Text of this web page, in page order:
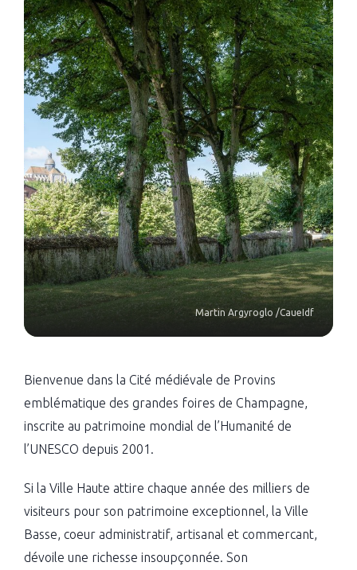
Martin Argyroglo /CaueIdf
Bienvenue dans la Cité médiévale de Provins
emblématique des grandes foires de Champagne,
inscrite au patrimoine mondial de l’Humanité de
l’UNESCO depuis 2001.
Si la Ville Haute attire chaque année des milliers de
visiteurs pour son patrimoine exceptionnel, la Ville
Basse, coeur administratif, artisanal et commercant,
dévoile une richesse insoupçonnée. Son